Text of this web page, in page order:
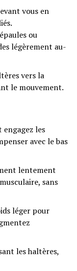
vous en
ou
légèrement au-
vers la
le mouvement.
les
avec le bas
lentement
sans
léger pour
les haltères,